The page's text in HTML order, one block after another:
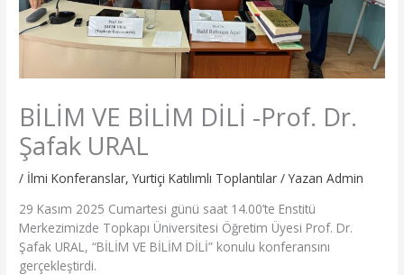
BİLİM VE BİLİM DİLİ -Prof. Dr.
Şafak URAL
/ İlmi Konferanslar,Yurtiçi Katılımlı Toplantılar / Yazan Admin
29 Kasım 2025 Cumartesi günü saat 14.00’te Enstitü
Merkezimizde Topkapı Üniversitesi Öğretim Üyesi Prof. Dr.
Şafak URAL, “BİLİM VE BİLİM DİLİ” konulu konferansını
gerçekleştirdi.